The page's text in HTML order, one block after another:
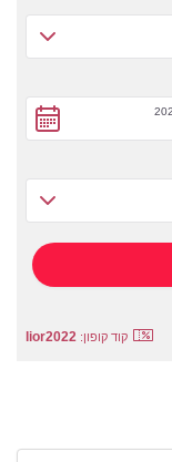
קוד קופון: lior2022